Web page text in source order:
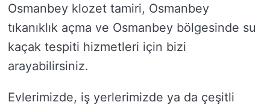
Osmanbey klozet tamiri, Osmanbey
tıkanıklık açma ve Osmanbey bölgesinde su
kaçak tespiti hizmetleri için bizi
arayabilirsiniz.
Evlerimizde, iş yerlerimizde ya da çeşitli